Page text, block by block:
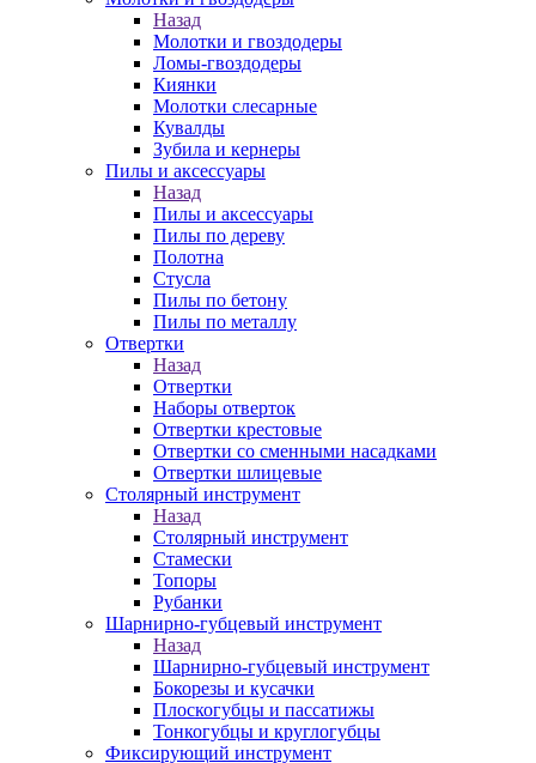
Назад
Молотки и гвоздодеры
Ломы-гвоздодеры
Киянки
Молотки слесарные
Кувалды
Зубила и кернеры
Пилы и аксессуары
Назад
Пилы и аксессуары
Пилы по дереву
Полотна
Стусла
Пилы по бетону
Пилы по металлу
Отвертки
Назад
Отвертки
Наборы отверток
Отвертки крестовые
Отвертки со сменными насадками
Отвертки шлицевые
Столярный инструмент
Назад
Столярный инструмент
Стамески
Топоры
Рубанки
Шарнирно-губцевый инструмент
Назад
Шарнирно-губцевый инструмент
Бокорезы и кусачки
Плоскогубцы и пассатижы
Тонкогубцы и круглогубцы
Фиксирующий инструмент